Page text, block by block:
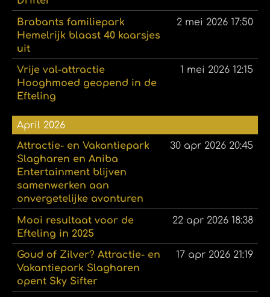
Brabants familiepark
Hemelrijk blaast 40 kaarsjes
uit
2 mei 2026 17:50
Vrije val-attractie
Hooghmoed geopend in de
Efteling
1 mei 2026 12:15
April 2026
Attractie- en Vakantiepark
Slagharen en Aniba
Entertainment blijven
samenwerken aan
onvergetelijke avonturen
30 apr 2026 20:45
Mooi resultaat voor de
Efteling in 2025
22 apr 2026 18:38
Goud of Zilver? Attractie- en
Vakantiepark Slagharen
opent Sky Sifter
17 apr 2026 21:19